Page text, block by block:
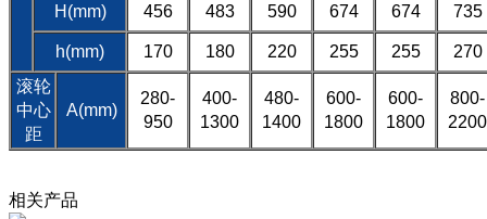
H(mm) 456 483 590 674 674 735
h(mm) 170 180 220 255 255
270
滚轮
中心
距
A(mm)
280-
950
400-
1300
480-
1400
600-
1800
600-
1800
800-
2200
相关产品